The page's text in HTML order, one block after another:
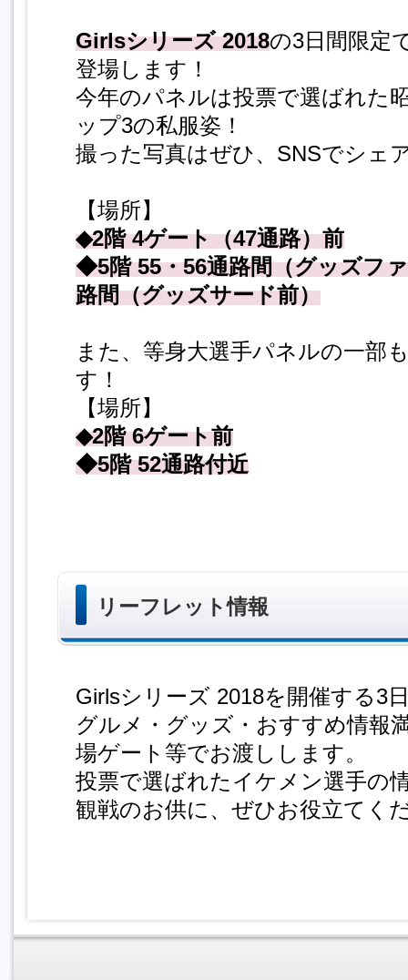
Girlsシリーズ 2018の3日間限定
登場します！
今年のパネルは投票で選ばれた
ップ3の私服姿！
撮った写真はぜひ、SNSでシェ
【場所】
◆2階 4ゲート（47通路）前
◆5階 55・56通路間（グッズフ
路間（グッズサード前）
また、等身大選手パネルの一部
す！
【場所】
◆2階 6ゲート前
◆5階 52通路付近
リーフレット情報
Girlsシリーズ 2018を開催する3
グルメ・グッズ・おすすめ情報
場ゲート等でお渡しします。
投票で選ばれたイケメン選手の
観戦のお供に、ぜひお役立てく